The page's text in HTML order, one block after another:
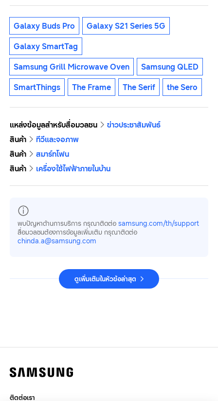
Galaxy Buds Pro
Galaxy S21 Series 5G
Galaxy SmartTag
Samsung Grill Microwave Oven
Samsung QLED
SmartThings
The Frame The Serif the Sero
แหล่งข้อมูลสำหรับสื่อมวลชน
ข่าวประชาสัมพันธ์
สินค้า
ทีวีและจอภาพ
สินค้า
สมาร์ทโฟน
สินค้า
เครื่องใช้ไฟฟ้าภายในบ้าน
พบปัญหาด้านการบริการ กรุณาติดต่อ samsung.com/th/support
สื่อมวลชนต้องการข้อมูลเพิ่มเติม กรุณาติดต่อ
chinda.a@samsung.com
ดูเพิ่มเติมในหัวข้อล่าสุด
ติดต่อเรา